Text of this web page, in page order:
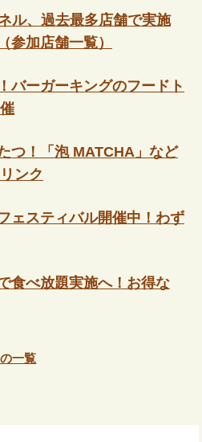
ル、過去最多店舗で実施
参加店舗一覧）
バーガーキングのフードト
つ！「泡 MATCHA」など
ンク
ェスティバル開催中！わず
食べ放題実施へ！お得な
一覧